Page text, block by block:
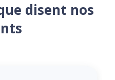
disent nos